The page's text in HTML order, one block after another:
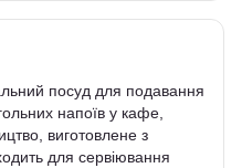
посуд для подавання
напоїв у кафе,
виготовлене з
для сервіювання